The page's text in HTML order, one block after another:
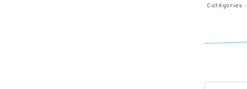
Catégories :